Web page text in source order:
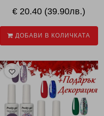
€ 20.40 (39.90лв.)
ДОБАВИ В КОЛИЧКАТА